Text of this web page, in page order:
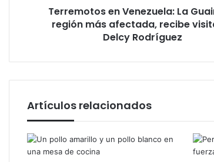
recibeTerremotos en Venezuela: La
región más afectada, recibe
Delcy Rodríguez
Artículos relacionados